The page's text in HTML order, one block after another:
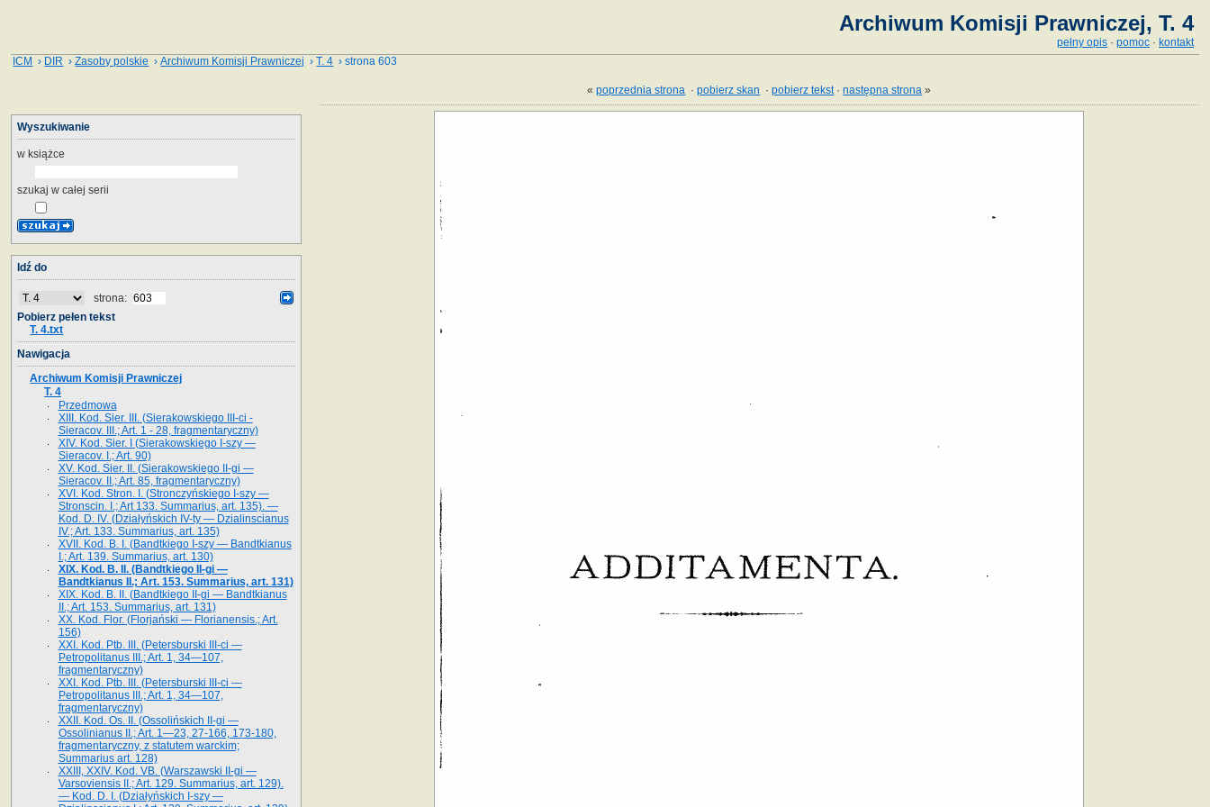
Archiwum Komisji Prawniczej, T. 4
pełny opis · pomoc · kontakt
ICM › DIR ›Zasoby polskie ›Archiwum Komisji Prawniczej ›T. 4 › strona 603
«poprzednia strona ·pobierz skan ·pobierz tekst·następna strona »
Wyszukiwanie
w książce
szukaj w całej serii
Idź do
strona:
Pobierz pełen tekst
T. 4.txt
Nawigacja
Archiwum Komisji Prawniczej
T. 4
Przedmowa
XIII. Kod. Sier. III. (Sierakowskiego III-ci -
Sieracov. III.; Art. 1 - 28, fragmentaryczny)
XIV. Kod. Sier. I (Sierakowskiego I-szy —
Sieracov. I.; Art. 90)
XV. Kod. Sier. II. (Sierakowskiego II-gi —
Sieracov. II.; Art. 85, fragmentaryczny)
XVI. Kod. Stron. I. (Stronczyńskiego I-szy —
Stronscin. I.; Art 133. Summarius, art. 135). —
Kod. D. IV. (Działyńskich IV-ty — Dzialinscianus
IV.; Art. 133. Summarius, art. 135)
XVII. Kod. B. I. (Bandtkiego I-szy — Bandtkianus
I.; Art. 139. Summarius, art. 130)
XIX. Kod. B. II. (Bandtkiego II-gi —
Bandtkianus II.; Art. 153. Summarius, art. 131)
XIX. Kod. B. II. (Bandtkiego II-gi — Bandtkianus
II.; Art. 153. Summarius, art. 131)
XX. Kod. Flor. (Florjański — Florianensis.; Art.
156)
XXI. Kod. Ptb. III. (Petersburski III-ci —
Petropolitanus III.; Art. 1, 34—107,
fragmentaryczny)
XXI. Kod. Ptb. III. (Petersburski III-ci —
Petropolitanus III.; Art. 1, 34—107,
fragmentaryczny)
XXII. Kod. Os. II. (Ossolińskich II-gi —
Ossolinianus II.; Art. 1—23, 27-166, 173-180,
fragmentaryczny, z statutem warckim;
Summarius art. 128)
XXIII, XXIV. Kod. VB. (Warszawski II-gi —
Varsoviensis II.; Art. 129. Summarius, art. 129).
— Kod. D. I. (Działyńskich I-szy —